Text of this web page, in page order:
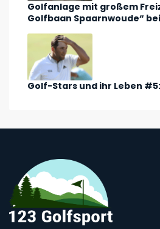
Golfanlage mit großem
Golfbaan Spaarnwoude“
Golf-Stars und ihr Leben